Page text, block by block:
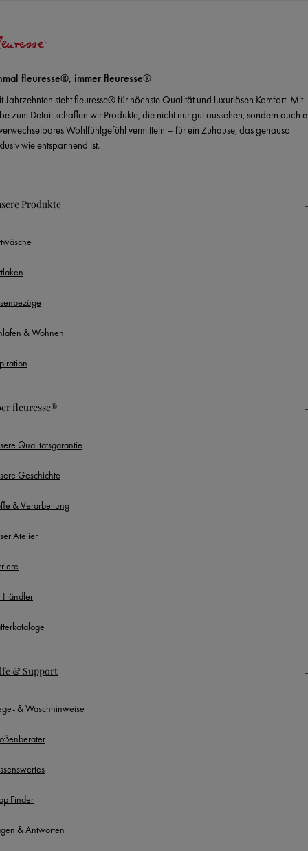
fleuresse®, immer fleuresse®
Jahrzehnten steht fleuresse® für höchste Qualität und luxuriösen Komfort. Mit
zum Detail schaffen wir Produkte, die nicht nur gut aussehen, sondern auch
Wohlfühlgefühl vermitteln – für ein Zuhause, das genauso
wie entspannend ist.
Produkte
& Wohnen
fleuresse®
Qualitätsgarantie
Geschichte
& Verarbeitung
Atelier
Händler
& Support
& Waschhinweise
Finder
& Antworten